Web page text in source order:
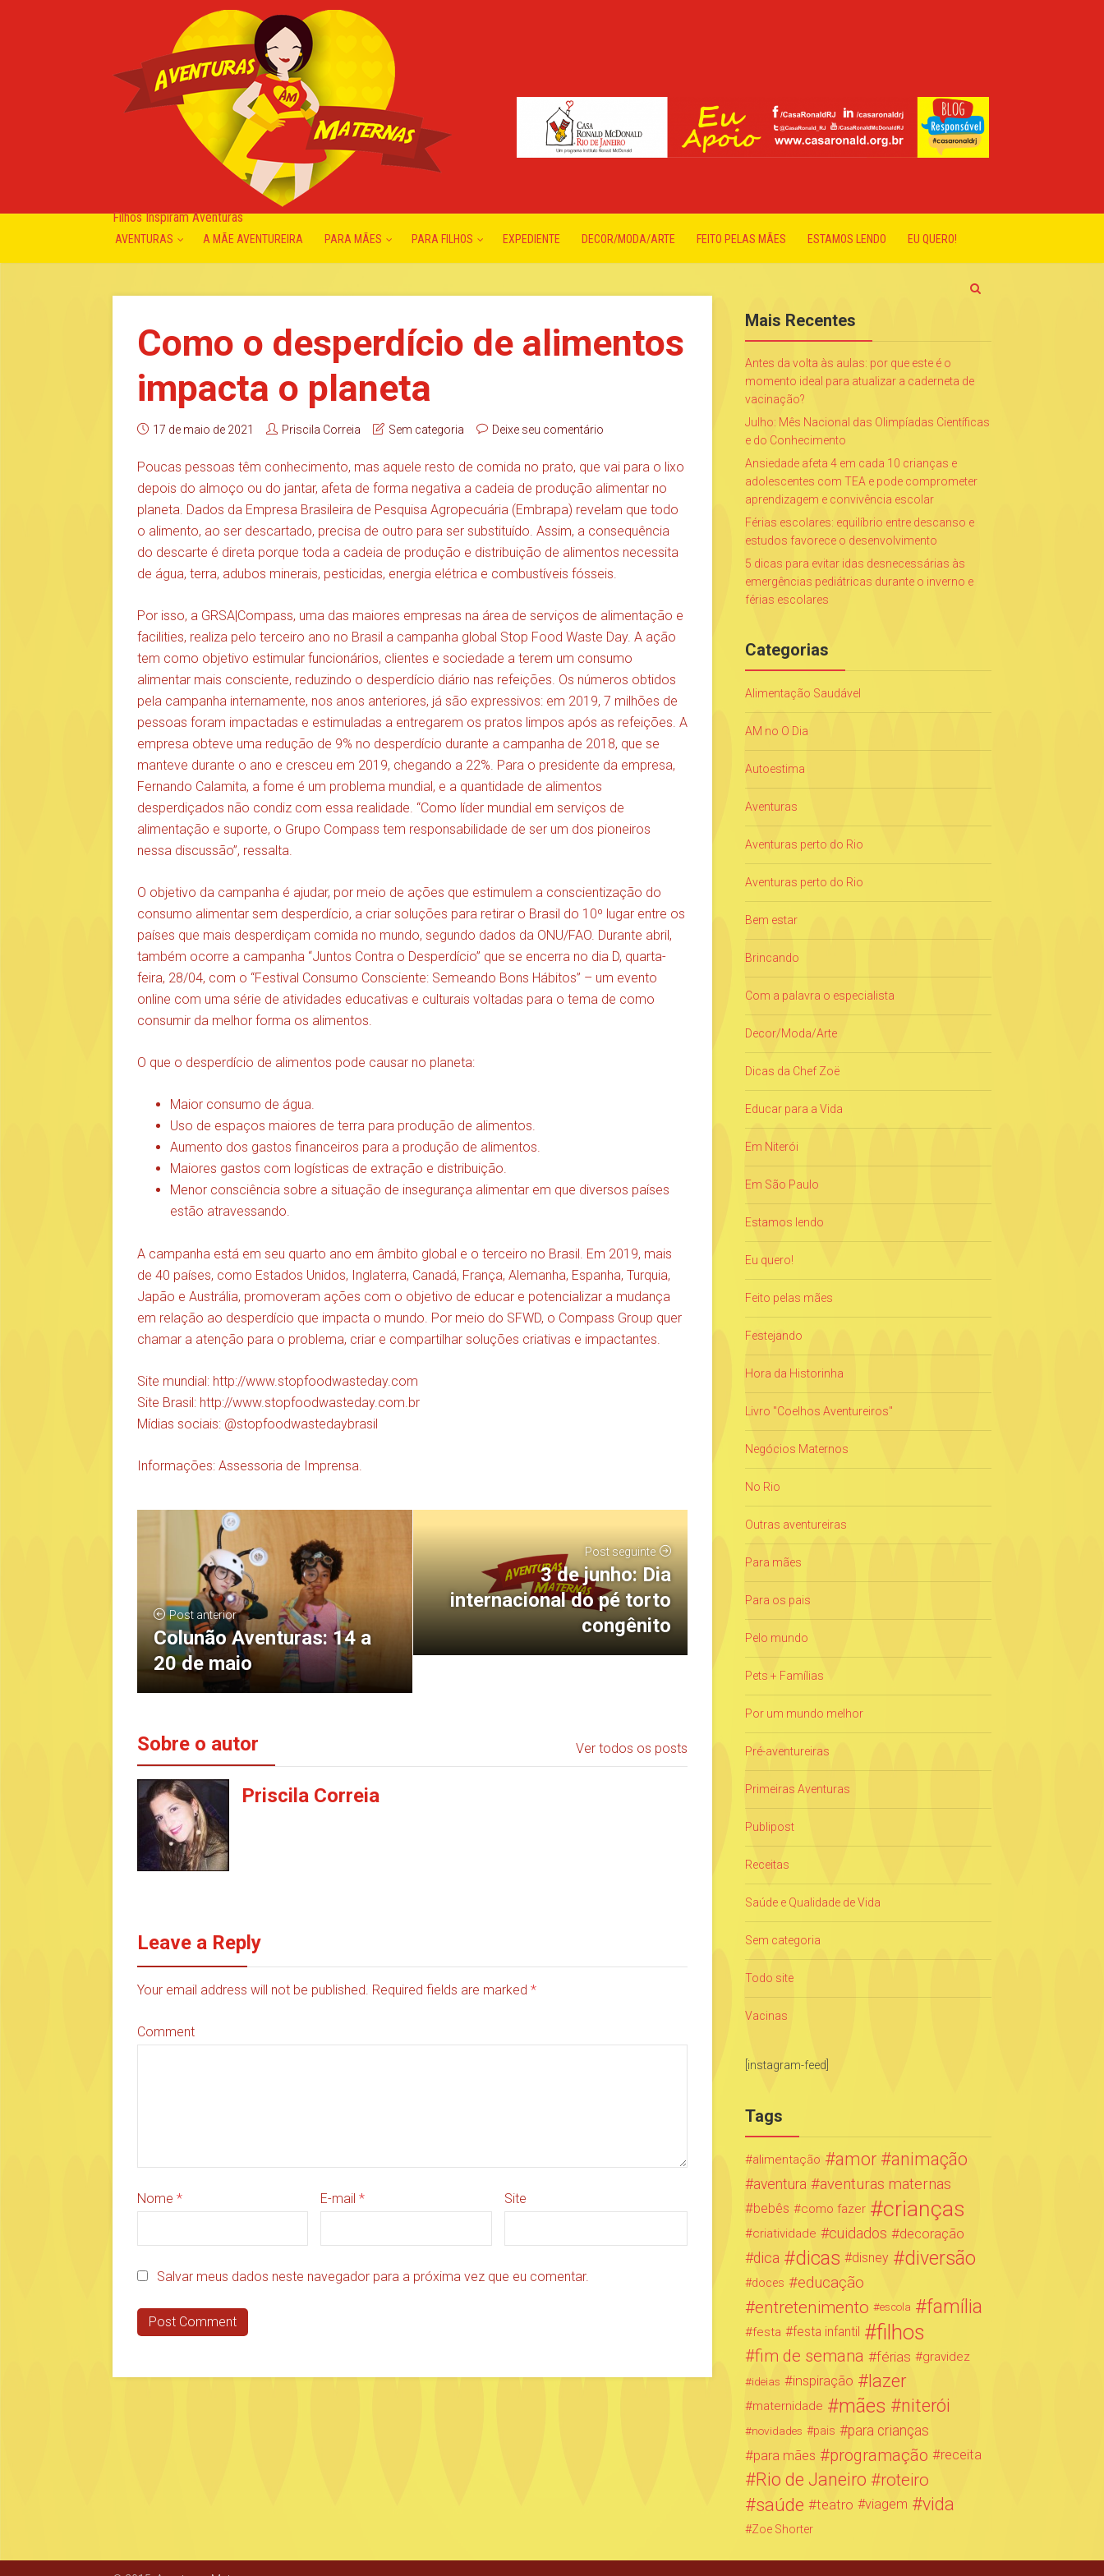
Filhos Inspiram Aventuras
AVENTURAS A MÃE AVENTUREIRA PARA MÃES PARA FILHOS EXPEDIENTE DECOR/MODA/ARTE FEITO PELAS MÃES ESTAMOS LENDO EU QUERO!
Como o desperdício de alimentos
impacta o planeta
17 de maio de 2021 Priscila Correia Sem categoria Deixe seu comentário
Poucas pessoas têm conhecimento, mas aquele resto de comida no prato, que vai para o lixo
depois do almoço ou do jantar, afeta de forma negativa a cadeia de produção alimentar no
planeta. Dados da Empresa Brasileira de Pesquisa Agropecuária (Embrapa) revelam que todo
o alimento, ao ser descartado, precisa de outro para ser substituído. Assim, a consequência
do descarte é direta porque toda a cadeia de produção e distribuição de alimentos necessita
de água, terra, adubos minerais, pesticidas, energia elétrica e combustíveis fósseis.
Por isso, a GRSA|Compass, uma das maiores empresas na área de serviços de alimentação e
facilities, realiza pelo terceiro ano no Brasil a campanha global Stop Food Waste Day. A ação
tem como objetivo estimular funcionários, clientes e sociedade a terem um consumo
alimentar mais consciente, reduzindo o desperdício diário nas refeições. Os números obtidos
pela campanha internamente, nos anos anteriores, já são expressivos: em 2019, 7 milhões de
pessoas foram impactadas e estimuladas a entregarem os pratos limpos após as refeições. A
empresa obteve uma redução de 9% no desperdício durante a campanha de 2018, que se
manteve durante o ano e cresceu em 2019, chegando a 22%. Para o presidente da empresa,
Fernando Calamita, a fome é um problema mundial, e a quantidade de alimentos
desperdiçados não condiz com essa realidade. “Como líder mundial em serviços de
alimentação e suporte, o Grupo Compass tem responsabilidade de ser um dos pioneiros
nessa discussão”, ressalta.
O objetivo da campanha é ajudar, por meio de ações que estimulem a conscientização do
consumo alimentar sem desperdício, a criar soluções para retirar o Brasil do 10º lugar entre os
países que mais desperdiçam comida no mundo, segundo dados da ONU/FAO. Durante abril,
também ocorre a campanha “Juntos Contra o Desperdício” que se encerra no dia D, quarta-
feira, 28/04, com o “Festival Consumo Consciente: Semeando Bons Hábitos” – um evento
online com uma série de atividades educativas e culturais voltadas para o tema de como
consumir da melhor forma os alimentos.
O que o desperdício de alimentos pode causar no planeta:
Maior consumo de água.
Uso de espaços maiores de terra para produção de alimentos.
Aumento dos gastos financeiros para a produção de alimentos.
Maiores gastos com logísticas de extração e distribuição.
Menor consciência sobre a situação de insegurança alimentar em que diversos países
estão atravessando.
A campanha está em seu quarto ano em âmbito global e o terceiro no Brasil. Em 2019, mais
de 40 países, como Estados Unidos, Inglaterra, Canadá, França, Alemanha, Espanha, Turquia,
Japão e Austrália, promoveram ações com o objetivo de educar e potencializar a mudança
em relação ao desperdício que impacta o mundo. Por meio do SFWD, o Compass Group quer
chamar a atenção para o problema, criar e compartilhar soluções criativas e impactantes.
Site mundial: http://www.stopfoodwasteday.com
Site Brasil: http://www.stopfoodwasteday.com.br
Mídias sociais: @stopfoodwastedaybrasil
Informações: Assessoria de Imprensa.
Post anterior
Colunão Aventuras: 14 a
20 de maio
Post seguinte
3 de junho: Dia
internacional do pé torto
congênito
Sobre o autor Ver todos os posts
Priscila Correia
Leave a Reply
Your email address will not be published. Required fields are marked *
Comment
Nome * E-mail* Site
Salvar meus dados neste navegador para a próxima vez que eu comentar.
Mais Recentes
Antes da volta às aulas: por que este é o
momento ideal para atualizar a caderneta de
vacinação?
Julho: Mês Nacional das Olimpíadas Científicas
e do Conhecimento
Ansiedade afeta 4 em cada 10 crianças e
adolescentes com TEA e pode comprometer
aprendizagem e convivência escolar
Férias escolares: equilíbrio entre descanso e
estudos favorece o desenvolvimento
5 dicas para evitar idas desnecessárias às
emergências pediátricas durante o inverno e
férias escolares
Categorias
Alimentação Saudável
AM no O Dia
Autoestima
Aventuras
Aventuras perto do Rio
Aventuras perto do Rio
Bem estar
Brincando
Com a palavra o especialista
Decor/Moda/Arte
Dicas da Chef Zoë
Educar para a Vida
Em Niterói
Em São Paulo
Estamos lendo
Eu quero!
Feito pelas mães
Festejando
Hora da Historinha
Livro "Coelhos Aventureiros"
Negócios Maternos
No Rio
Outras aventureiras
Para mães
Para os pais
Pelo mundo
Pets + Famílias
Por um mundo melhor
Pré-aventureiras
Primeiras Aventuras
Publipost
Receitas
Saúde e Qualidade de Vida
Sem categoria
Todo site
Vacinas
[instagram-feed]
Tags
alimentação amor animação
aventura aventuras maternas
bebês como fazer crianças
criatividade cuidados
decoração
dica
dicas disney diversão
doces educação
entretenimento escola família
festa festa infantil filhos
fim de semana férias gravidez
ideias inspiração lazer
maternidade mães niterói
novidades pais
para crianças
para mães
programação receita
Rio de Janeiro roteiro
saúde teatro viagem vida
Zoe Shorter